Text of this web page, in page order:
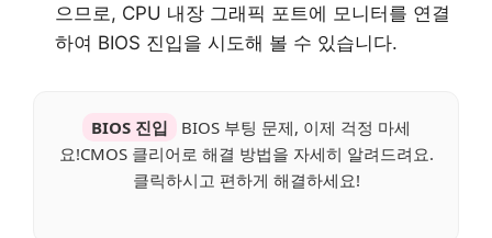
으므로, CPU 내장 그래픽 포트에 모니터를 연결
하여 BIOS 진입을 시도해 볼 수 있습니다.
BIOS 진입
BIOS 부팅 문제, 이제 걱정 마세
요!CMOS 클리어로 해결 방법을 자세히 알려드려요.
클릭하시고 편하게 해결하세요!